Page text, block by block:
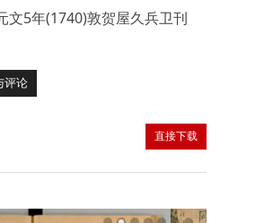
文5年(1740)敦贺屋久兵卫刊
评论
直接下载